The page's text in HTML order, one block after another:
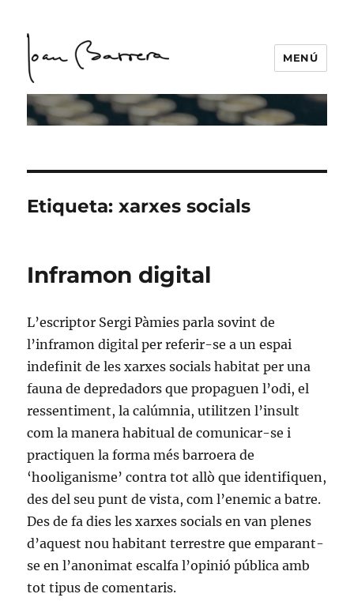
MENÚ
Etiqueta:xarxes socials
Inframon digital
L’escriptor Sergi Pàmies parla sovint de
l’inframon digital per referir-se a un espai
indefinit de les xarxes socials habitat per una
fauna de depredadors que propaguen l’odi, el
ressentiment, la calúmnia, utilitzen l’insult
com la manera habitual de comunicar-se i
practiquen la forma més barroera de
‘hooliganisme’ contra tot allò que identifiquen,
des del seu punt de vista, com l’enemic a batre.
Des de fa dies les xarxes socials en van plenes
d’aquest nou habitant terrestre que emparant-
se en l’anonimat escalfa l’opinió pública amb
tot tipus de comentaris.